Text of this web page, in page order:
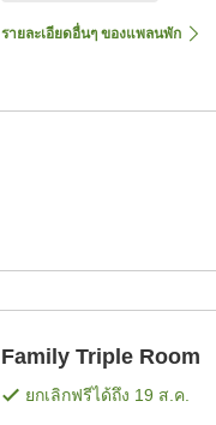
รายละเอียดอื่นๆ ของแพลนพัก
Family Triple Room
ยกเลิกฟรีได้ถึง 19 ส.ค.